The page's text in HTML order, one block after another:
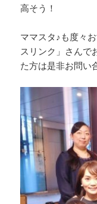
高そう！
ママスタ♪も度々
スリンク」さんで
た方は是非お問い